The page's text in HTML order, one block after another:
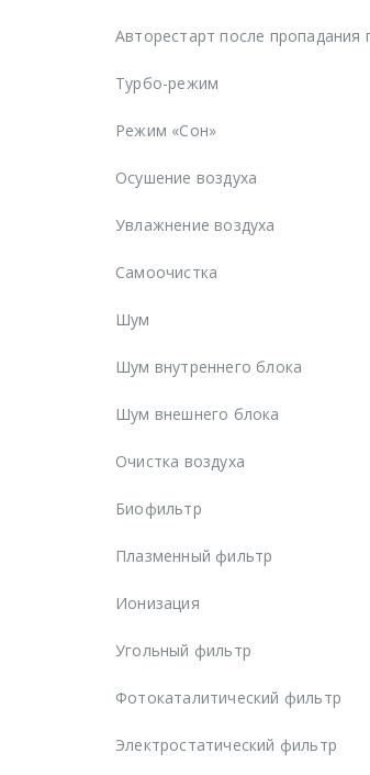
Авторестарт после пропадания
Турбо-режим
Режим «Сон»
Осушение воздуха
Увлажнение воздуха
Самоочистка
Шум
Шум внутреннего блока
Шум внешнего блока
Очистка воздуха
Биофильтр
Плазменный фильтр
Ионизация
Угольный фильтр
Фотокаталитический фильтр
Электростатический фильтр